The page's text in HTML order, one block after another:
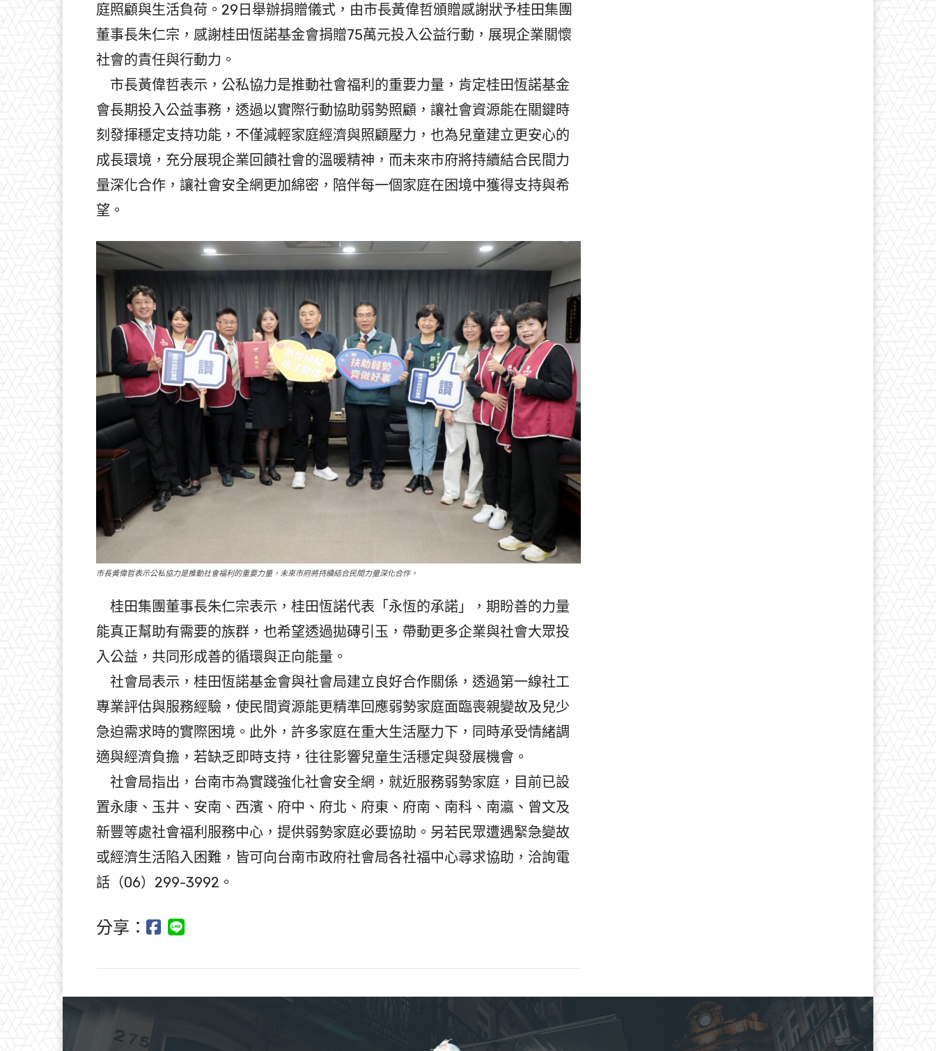
庭照顧與生活負荷。29日舉辦捐贈儀式，由市長黃偉哲頒贈感謝狀予桂田集團
董事長朱仁宗，感謝桂田恆諾基金會捐贈75萬元投入公益行動，展現企業關懷
社會的責任與行動力。
市長黃偉哲表示，公私協力是推動社會福利的重要力量，肯定桂田恆諾基金
會長期投入公益事務，透過以實際行動協助弱勢照顧，讓社會資源能在關鍵時
刻發揮穩定支持功能，不僅減輕家庭經濟與照顧壓力，也為兒童建立更安心的
成長環境，充分展現企業回饋社會的溫暖精神，而未來市府將持續結合民間力
量深化合作，讓社會安全網更加綿密，陪伴每一個家庭在困境中獲得支持與希
望。
市長黃偉哲表示公私協力是推動社會福利的重要力量，未來市府將持續結合民間力量深化合作。
桂田集團董事長朱仁宗表示，桂田恆諾代表「永恆的承諾」，期盼善的力量
能真正幫助有需要的族群，也希望透過拋磚引玉，帶動更多企業與社會大眾投
入公益，共同形成善的循環與正向能量。
社會局表示，桂田恆諾基金會與社會局建立良好合作關係，透過第一線社工
專業評估與服務經驗，使民間資源能更精準回應弱勢家庭面臨喪親變故及兒少
急迫需求時的實際困境。此外，許多家庭在重大生活壓力下，同時承受情緒調
適與經濟負擔，若缺乏即時支持，往往影響兒童生活穩定與發展機會。
社會局指出，台南市為實踐強化社會安全網，就近服務弱勢家庭，目前已設
置永康、玉井、安南、西濱、府中、府北、府東、府南、南科、南瀛、曾文及
新豐等處社會福利服務中心，提供弱勢家庭必要協助。另若民眾遭遇緊急變故
或經濟生活陷入困難，皆可向台南市政府社會局各社福中心尋求協助，洽詢電
話（06）299-3992。
分享：